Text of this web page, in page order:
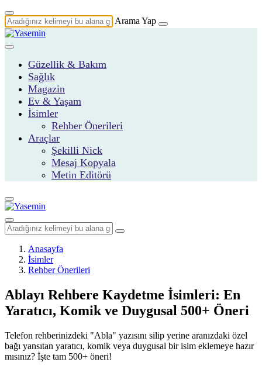
Arama Yap
Güzellik & Bakım
Sağlık
Magazin
Ev & Yaşam
İsimler
Rehber Önerileri
Araçlar
Şekilli Nick
Mesaj Kopyala
Metin Editörü
Anasayfa
İsimler
Rehber Önerileri
Ablayı Rehbere Kaydetme İsimleri: En
Yaratıcı, Komik ve Duygusal 500+ Öneri
Telefon rehberinizdeki "Abla" yazısını silip yerine aranızdaki özel
bağı yansıtan yaratıcı, komik veya duygusal bir isim eklemeye hazır
mısınız? İşte tam 500+ öneri!